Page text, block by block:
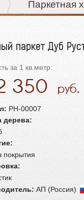
Паркетная
паркет Дуб
за 1 кв.метр:
350
PH-00007
дерева:
покрытия
АП (Россия)